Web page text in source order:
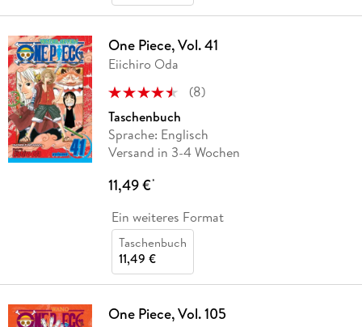
One Piece, Vol. 41
Eiichiro Oda
(8)
Taschenbuch
Sprache: Englisch
Versand in 3-4 Wochen
11,49 €*
Ein weiteres Format
Taschenbuch
11,49 €
One Piece, Vol. 105